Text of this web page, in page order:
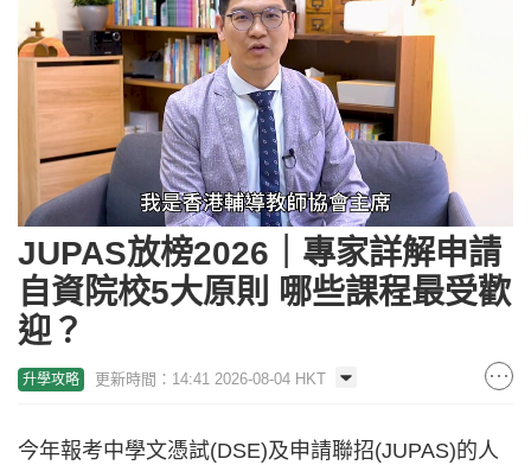
Loaded:
28.35%
JUPAS放榜2026｜專家詳解申請
自資院校5大原則 哪些課程最受歡
迎？
升學攻略 更新時間：14:41 2026-08-04 HKT
今年報考中學文憑試(DSE)及申請聯招(JUPAS)的人